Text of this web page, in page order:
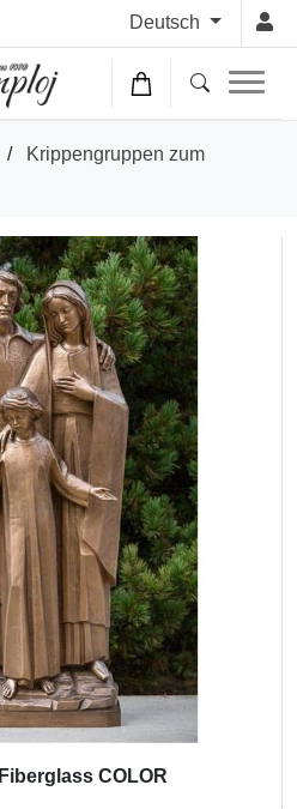
Deutsch
/
Krippengruppen zum
Fiberglass COLOR